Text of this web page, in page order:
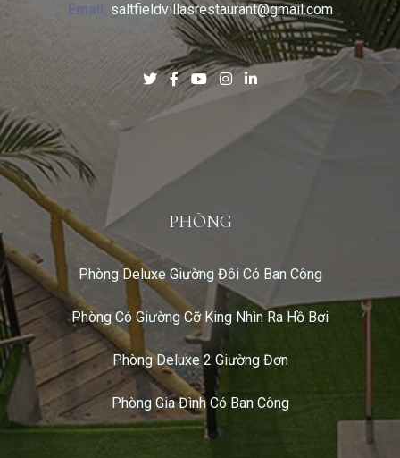
Email: saltfieldvillasrestaurant@gmail.com
PHÒNG
Phòng Deluxe Giường Đôi Có Ban Công
Phòng Có Giường Cỡ King Nhìn Ra Hồ Bơi
Phòng Deluxe 2 Giường Đơn
Phòng Gia Đình Có Ban Công
Other request
BOOK NOW